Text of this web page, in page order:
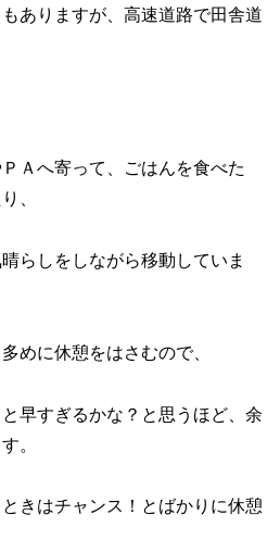
ありますが、高速道路で田舎道
Ａへ寄って、ごはんを食べた
、
らしをしながら移動していま
めに休憩をはさむので、
早すぎるかな？と思うほど、余
。
きはチャンス！とばかりに休憩